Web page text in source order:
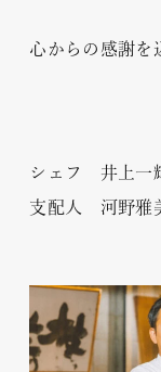
心からの感謝を
シェフ 井上一
支配人 河野雅